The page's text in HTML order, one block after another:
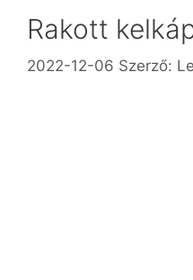
Rakott
2022-12-06 Szerző: